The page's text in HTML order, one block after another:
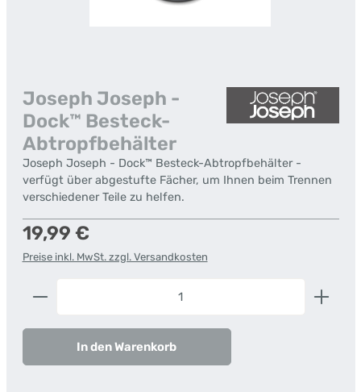
Joseph Joseph -
Dock™ Besteck-
Abtropfbehälter
Joseph Joseph - Dock™ Besteck-Abtropfbehälter -
verfügt über abgestufte Fächer, um Ihnen beim Trennen
verschiedener Teile zu helfen.
Regulärer Preis:
19,99 €
Preise inkl. MwSt. zzgl. Versandkosten
Produkt Anzahl: Gib den gewünschten Wert ein
In den Warenkorb